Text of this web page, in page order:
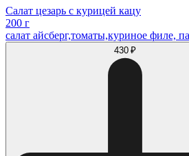
Салат цезарь с курицей кацу
200 г
салат айсберг,томаты,куриное филе,
430 ₽